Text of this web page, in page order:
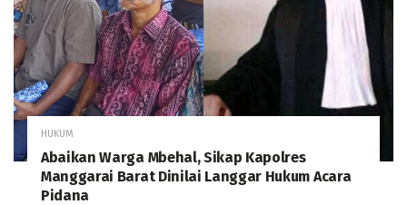
HUKUM
Abaikan Warga Mbehal, Sikap Kapolres
Manggarai Barat Dinilai Langgar Hukum Acara
Pidana